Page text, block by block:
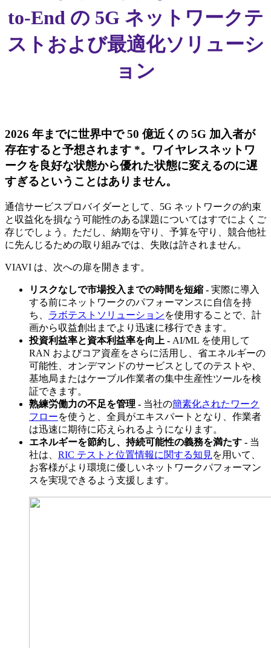
to-End の 5G ネットワークテ
ストおよび最適化ソリューシ
ョン
2026 年までに世界中で 50 億近くの 5G 加入者が
存在すると予想されます *。ワイヤレスネットワ
ークを良好な状態から優れた状態に変えるのに遅
すぎるということはありません。
通信サービスプロバイダーとして、5G ネットワークの約束
と収益化を損なう可能性のある課題についてはすでによくご
存じでしょう。ただし、納期を守り、予算を守り、競合他社
に先んじるための取り組みでは、失敗は許されません。
VIAVI は、次への扉を開きます。
リスクなしで市場投入までの時間を短縮 - 実際に導入
する前にネットワークのパフォーマンスに自信を持
ち、 ラボテストソリューションを使用することで、計
画から収益創出までより迅速に移行できます。
投資利益率と資本利益率を向上 - AI/ML を使用して
RAN およびコア資産をさらに活用し、省エネルギーの
可能性、オンデマンドのサービスとしてのテストや、
基地局またはケーブル作業者の集中生産性ツールを検
証できます。
熟練労働力の不足を管理 - 当社の簡素化されたワーク
フローを使うと、全員がエキスパートとなり、作業者
は迅速に期待に応えられるようになります。
エネルギーを節約し、持続可能性の義務を満たす - 当
社は、 RIC テストと位置情報に関する知見を用いて、
お客様がより環境に優しいネットワークパフォーマン
スを実現できるよう支援します。